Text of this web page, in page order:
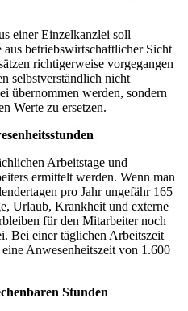
einer Einzelkanzlei soll
betriebswirtschaftlicher Sicht
richtigerweise vorgegangen
selbstverständlich nicht
übernommen werden, sondern
Werte zu ersetzen.
Arbeitstage und
ermittelt werden. Wenn man
pro Jahr ungefähr 165
Urlaub, Krankheit und externe
für den Mitarbeiter noch
Bei einer täglichen Arbeitszeit
Anwesenheitszeit von 1.600
Stunden